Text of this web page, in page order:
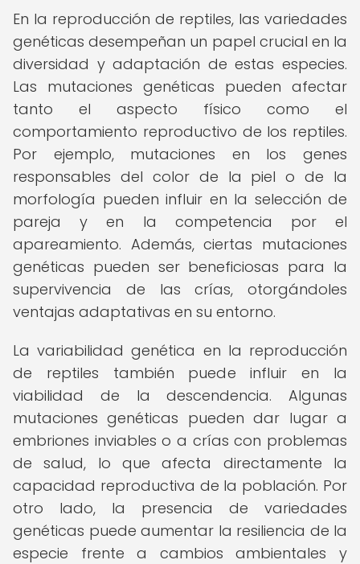
En la reproducción de reptiles, las variedades
genéticas desempeñan un papel crucial en la
diversidad y adaptación de estas especies.
Las mutaciones genéticas pueden afectar
tanto el aspecto físico como el
comportamiento reproductivo de los reptiles.
Por ejemplo, mutaciones en los genes
responsables del color de la piel o de la
morfología pueden influir en la selección de
pareja y en la competencia por el
apareamiento. Además, ciertas mutaciones
genéticas pueden ser beneficiosas para la
supervivencia de las crías, otorgándoles
ventajas adaptativas en su entorno.
La variabilidad genética en la reproducción
de reptiles también puede influir en la
viabilidad de la descendencia. Algunas
mutaciones genéticas pueden dar lugar a
embriones inviables o a crías con problemas
de salud, lo que afecta directamente la
capacidad reproductiva de la población. Por
otro lado, la presencia de variedades
genéticas puede aumentar la resiliencia de la
especie frente a cambios ambientales y